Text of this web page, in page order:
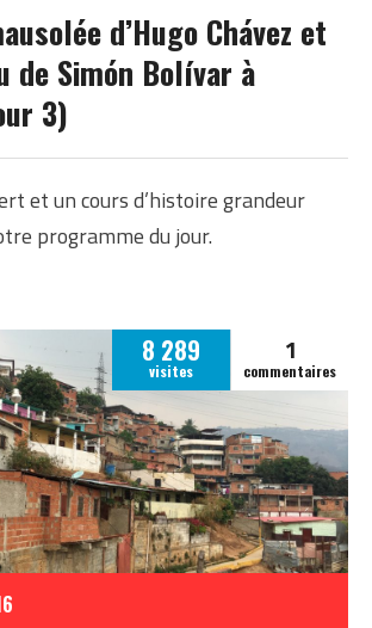
VENEZUELA
d’Hugo Chávez et
de Simón Bolívar à
3)
et un cours d’histoire grandeur
programme du jour.
8 289
visites
1
commentaires